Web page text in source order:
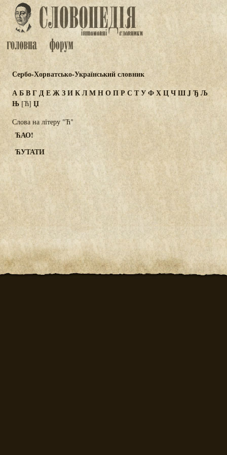
Сербо-Хорватсько-Український словник
АБВГДЕЖЗИКЛМНОПР СТУФХЦЧШJЂЉ
Њ [Ћ] Џ
Слова на літеру "Ћ"
ЋАО!
ЋУТАТИ